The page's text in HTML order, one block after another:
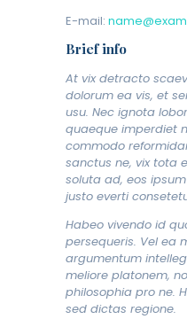
E-mail:
Brief info
At vix detracto
dolorum ea vis, et
usu. Nec ignota
quaeque imperdiet
commodo
sanctus ne, vix tota
soluta ad, eos
justo everti
Habeo vivendo id
persequeris. Vel ea
argumentum
meliore platonem,
philosophia pro ne.
sed dictas regione.